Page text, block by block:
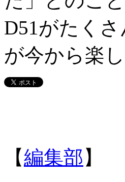
D51がたく
が今から楽し
【編集部 】